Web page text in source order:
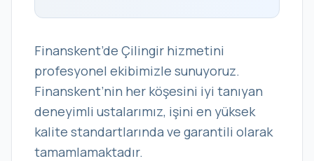
Finanskent’de Çilingir hizmetini
profesyonel ekibimizle sunuyoruz.
Finanskent’nin her köşesini iyi tanıyan
deneyimli ustalarımız, işini en yüksek
kalite standartlarında ve garantili olarak
tamamlamaktadır.